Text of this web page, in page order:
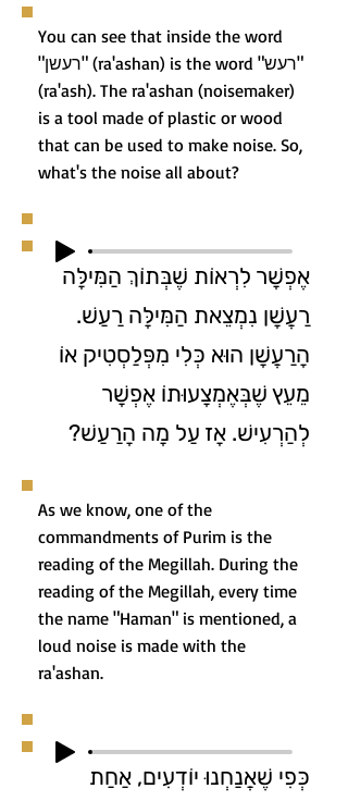
You can see that inside the word
"רעשן" (ra'ashan) is the word "רעש"
(ra'ash). The ra'ashan (noisemaker)
is a tool made of plastic or wood
that can be used to make noise. So,
what's the noise all about?
אֶפְשָׁר לִרְאוֹת שֶׁבְּתוֹךְ הַמִּילָּה
רַעֲשָׁן נִמְצֵאת הַמִּילָּה רַעַשׁ.
הָרַעֲשָׁן הוּא כְּלִי מִפְּלַסְטִיק אוֹ
מֵעֵץ שֶׁבְּאֶמְצָעוּתוֹ אֶפְשָׁר
לְהַרְעִישׁ. אָז עַל מָה הָרַעַשׁ?
As we know, one of the
commandments of Purim is the
reading of the Megillah. During the
reading of the Megillah, every time
the name "Haman" is mentioned, a
loud noise is made with the
ra'ashan.
כְּפִי שֶׁאֲנַחְנוּ יוֹדְעִים, אַחַת